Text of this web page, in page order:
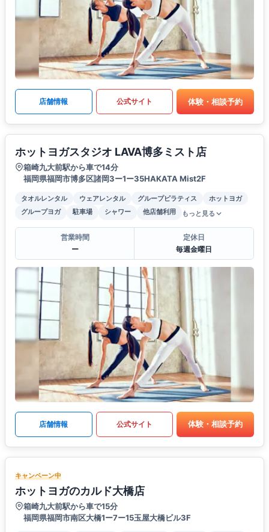
店舗情報 公式サイト 体験・相談予約
ホットヨガスタジオ LAVA博多ミスト店
箱崎九大前駅から車で14分
福岡県福岡市博多区諸岡3ー1ー35HAKATA Mist2F
タオルレンタル ウェアレンタル グループピラティス
ホットヨガ
グループヨガ
駐車場 シャワー 他店舗利用 もっと見る
営業時間
ー
定休日
毎週金曜日
店舗情報 公式サイト 体験・相談予約
キャンペーン中
ホットヨガのカルド大橋店
箱崎九大前駅から車で15分
福岡県福岡市南区大橋1ー7ー15玉屋大橋ビル3F